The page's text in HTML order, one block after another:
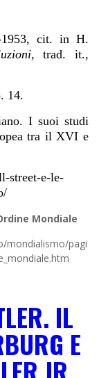
1953, cit. in H.
trad. it.,
14.
I suoi studi
tra il XVI e
street-e-le-
Mondiale
mondialismo/pagi
IL
E